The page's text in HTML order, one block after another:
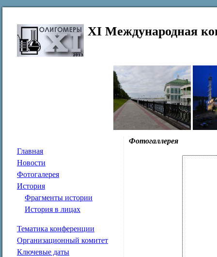
XI Международная
Главная
Новости
Фотогалерея
История
Фрагменты истории
История в лицах
Тематика конференции
Организационный комитет
Ключевые даты
Фотогаллерея